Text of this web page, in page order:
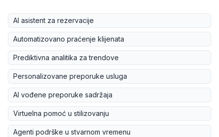
AI asistent za rezervacije
Automatizovano praćenje klijenata
Prediktivna analitika za trendove
Personalizovane preporuke usluga
AI vođene preporuke sadržaja
Virtuelna pomoć u stilizovanju
Agenti podrške u stvarnom vremenu